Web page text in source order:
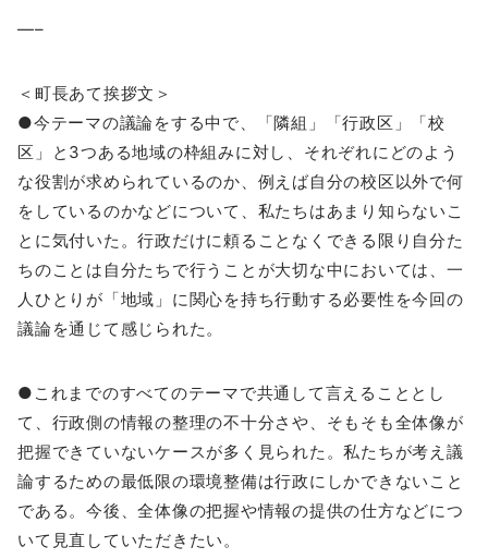
—–
＜町長あて挨拶文＞
●今テーマの議論をする中で、「隣組」「行政区」「校
区」と3つある地域の枠組みに対し、それぞれにどのよう
な役割が求められているのか、例えば自分の校区以外で何
をしているのかなどについて、私たちはあまり知らないこ
とに気付いた。行政だけに頼ることなくできる限り自分た
ちのことは自分たちで行うことが大切な中においては、一
人ひとりが「地域」に関心を持ち行動する必要性を今回の
議論を通じて感じられた。
●これまでのすべてのテーマで共通して言えることとし
て、行政側の情報の整理の不十分さや、そもそも全体像が
把握できていないケースが多く見られた。私たちが考え議
論するための最低限の環境整備は行政にしかできないこと
である。今後、全体像の把握や情報の提供の仕方などにつ
いて見直していただきたい。